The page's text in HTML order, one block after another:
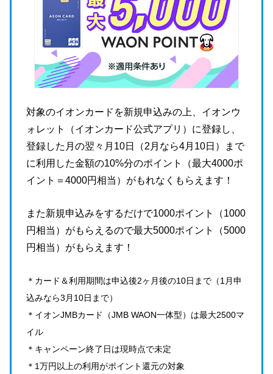
対象のイオンカードを新規申込みの上、イオンウ
ォレット（イオンカード公式アプリ）に登録し、
登録した月の翌々月10日（2月なら4月10日）まで
に利用した金額の10%分のポイント（最大4000ポ
イント＝4000円相当）がもれなくもらえます！
また新規申込みをするだけで1000ポイント（1000
円相当）がもらえるので最大5000ポイント（5000
円相当）がもらえます！
＊カード＆利用期間は申込後2ヶ月後の10日まで（1月申
込みなら3月10日まで）
＊イオンJMBカード（JMB WAON一体型）は最大2500マ
イル
＊キャンペーン終了日は現時点で未定
＊1万円以上の利用がポイント還元の対象